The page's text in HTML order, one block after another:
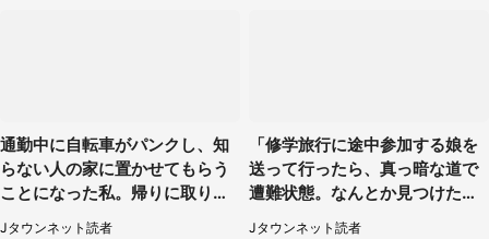
通勤中に自転車がパンクし、知
らない人の家に置かせてもらう
ことになった私。帰りに取りに
行くと、なんと...（東京都・40
Jタウンネット読者
「修学旅行に途中参加する娘を
送って行ったら、真っ暗な道で
遭難状態。なんとか見つけた民
家に助けを求めると、住人の男
Jタウンネット読者